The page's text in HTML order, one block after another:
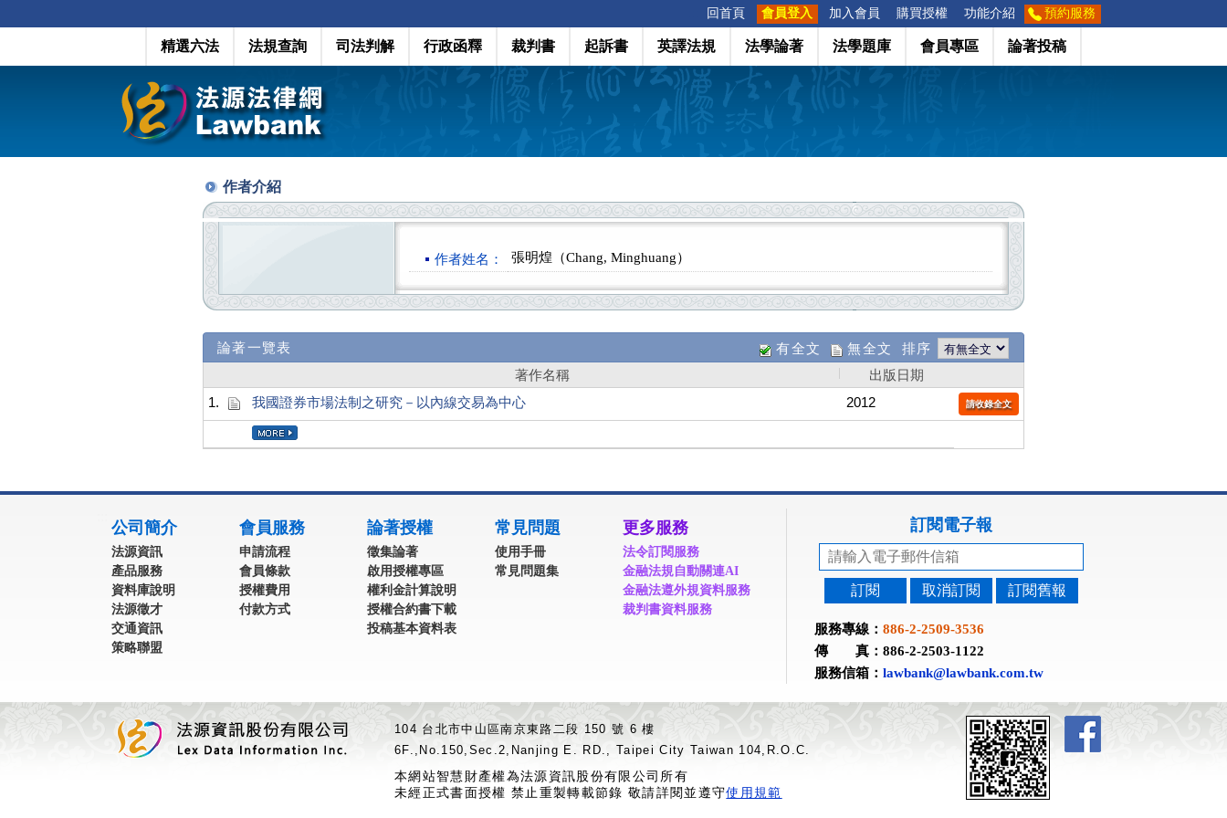
回首頁 會員登入 加入會員 購買授權 功能介紹 預約服務
精選六法 法規查詢 司法判解 行政函釋 裁判書 起訴書 英譯法規 法學論著 法學題庫 會員專區 論著投稿
作者介紹
作者姓名： 張明煌（Chang, Minghuang）
論著一覽表 有全文 無全文 排序
著作名稱
出版日期
1.
我國證券市場法制之研究－以內線交易為中心 2012 請收錄全文
公司簡介
法源資訊
產品服務
資料庫說明
法源徵才
交通資訊
策略聯盟
會員服務
申請流程
會員條款
授權費用
付款方式
論著授權
徵集論著
啟用授權專區
權利金計算說明
授權合約書下載
投稿基本資料表
常見問題
使用手冊
常見問題集
更多服務
法令訂閱服務
金融法規自動關連AI
金融法遵外規資料服務
裁判書資料服務
訂閱電子報
訂閱 取消訂閱 訂閱舊報
服務專線： 886-2-2509-3536
傳 真：886-2-2503-1122
服務信箱： lawbank@lawbank.com.tw
104 台北市中山區南京東路二段 150 號 6 樓
6F.,No.150,Sec.2,Nanjing E. RD., Taipei City Taiwan 104,R.O.C.
本網站智慧財產權為法源資訊股份有限公司所有
未經正式書面授權 禁止重製轉載節錄 敬請詳閱並遵守使用規範